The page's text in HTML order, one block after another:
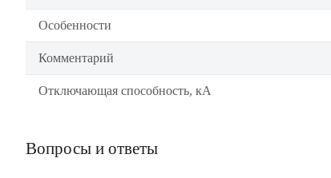
Особенности
Комментарий
Отключающая способность, кА
Вопросы и ответы